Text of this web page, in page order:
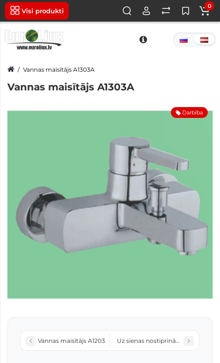
Visi produkti
0
Vannas maisītājs A1303A
Vannas maisītājs A1303A
Darbība
Vannas maisītājs A1203 Uz sienas nostiprināmais dušas